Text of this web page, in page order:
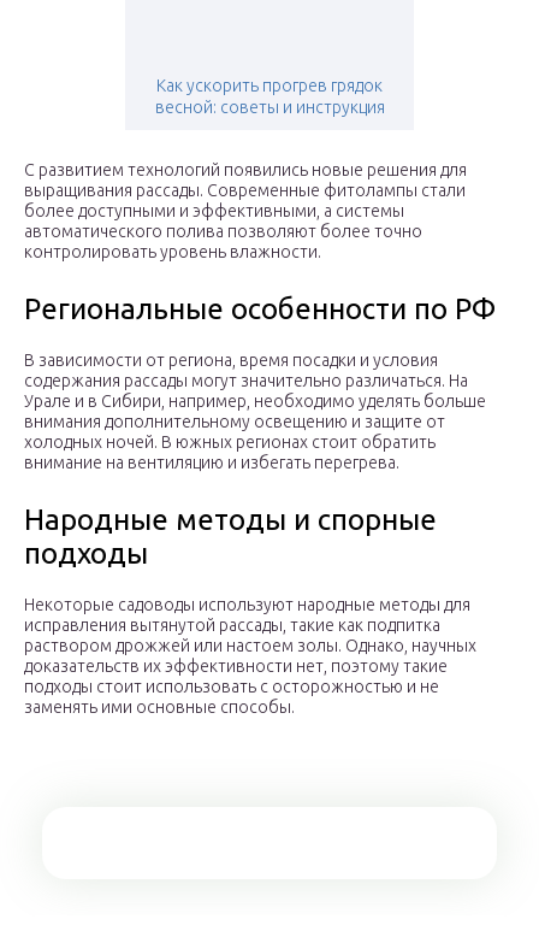
Как ускорить прогрев грядок
весной: советы и инструкция
С развитием технологий появились новые решения для
выращивания рассады. Современные фитолампы стали
более доступными и эффективными, а системы
автоматического полива позволяют более точно
контролировать уровень влажности.
Региональные особенности по РФ
В зависимости от региона, время посадки и условия
содержания рассады могут значительно различаться. На
Урале и в Сибири, например, необходимо уделять больше
внимания дополнительному освещению и защите от
холодных ночей. В южных регионах стоит обратить
внимание на вентиляцию и избегать перегрева.
Народные методы и спорные
подходы
Некоторые садоводы используют народные методы для
исправления вытянутой рассады, такие как подпитка
раствором дрожжей или настоем золы. Однако, научных
доказательств их эффективности нет, поэтому такие
подходы стоит использовать с осторожностью и не
заменять ими основные способы.